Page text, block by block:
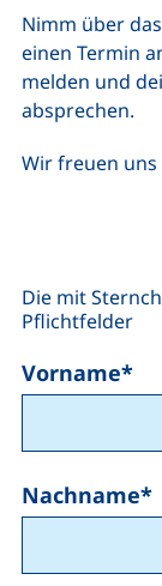
Nimm über
einen Termin
melden und
absprechen.
Wir freuen uns
Die mit
Pflichtfelder
Vorname*
Nachname*